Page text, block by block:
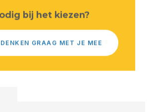
bij het kiezen?
GRAAG MET JE MEE